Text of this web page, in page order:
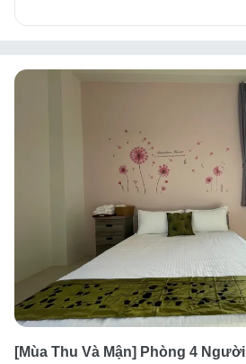
[Mùa Thu Và Mận] Phòng 4 Người